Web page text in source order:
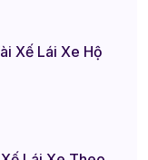
Xế Lái Xe Hộ